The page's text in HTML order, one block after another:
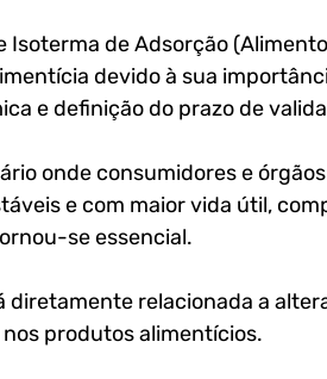
Isoterma de Adsorção
devido à sua
e definição do prazo de
onde consumidores e
e com maior vida útil,
se essencial.
diretamente relacionada a
produtos alimentícios.